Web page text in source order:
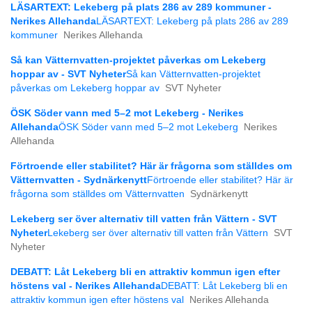
LÄSARTEXT: Lekeberg på plats 286 av 289 kommuner -
Nerikes AllehandaLÄSARTEXT: Lekeberg på plats 286 av 289
kommuner
Nerikes Allehanda
Så kan Vätternvatten-projektet påverkas om Lekeberg
hoppar av - SVT NyheterSå kan Vätternvatten-projektet
påverkas om Lekeberg hoppar av SVT Nyheter
ÖSK Söder vann med 5–2 mot Lekeberg - Nerikes
AllehandaÖSK Söder vann med 5–2 mot Lekeberg
Nerikes
Allehanda
Förtroende eller stabilitet? Här är frågorna som ställdes om
Vätternvatten - SydnärkenyttFörtroende eller stabilitet? Här är
frågorna som ställdes om Vätternvatten
Sydnärkenytt
Lekeberg ser över alternativ till vatten från Vättern - SVT
NyheterLekeberg ser över alternativ till vatten från Vättern
SVT
Nyheter
DEBATT: Låt Lekeberg bli en attraktiv kommun igen efter
höstens val - Nerikes AllehandaDEBATT: Låt Lekeberg bli en
attraktiv kommun igen efter höstens val
Nerikes Allehanda